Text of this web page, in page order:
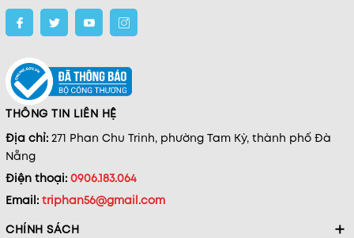
THÔNG TIN LIÊN HỆ
Địa chỉ: 271 Phan Chu Trinh, phường Tam Kỳ, thành phố Đà
Nẵng
Điện thoại: 0906.183.064
Email: triphan56@gmail.com
CHÍNH SÁCH